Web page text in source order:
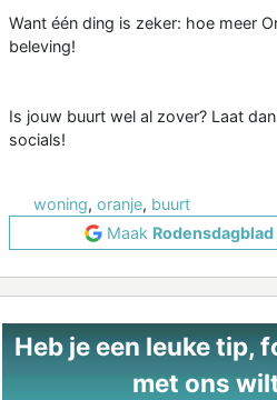
Want één ding is zeker: hoe meer
beleving!
Is jouw buurt wel al zover? Laat
socials!
woning, oranje, buurt
Maak Rodensdagblad
Heb je een leuke tip,
met ons